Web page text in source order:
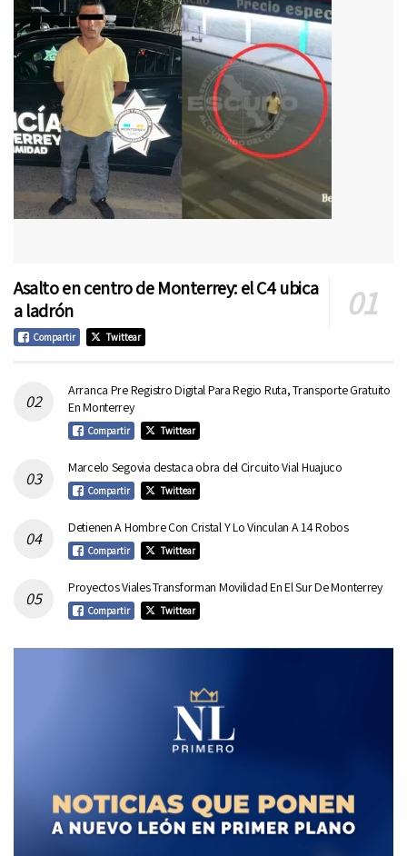
Asalto en centro de Monterrey: el C4 ubica
a ladrón
Compartir Twittear
Arranca Pre Registro Digital Para Regio Ruta, Transporte Gratuito
En Monterrey
Compartir Twittear
Marcelo Segovia destaca obra del Circuito Vial Huajuco
Compartir Twittear
Detienen A Hombre Con Cristal Y Lo Vinculan A 14 Robos
Compartir Twittear
Proyectos Viales Transforman Movilidad En El Sur De Monterrey
Compartir Twittear